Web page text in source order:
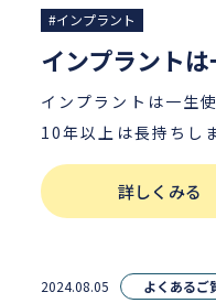
誓人 医療法人誓栄会 理事長 経 歴 日本歯科大
卒業 三井記念病院
医療法人社団誓栄会
院 巣鴨医院 開院 南浦和医院 開院 所
認定医 日本口腔外科
ントセミナー開催 顎
インプラント学会 会
象外となります。 記事の筆者情報 千賀 誓人 医療法人誓栄会
科・歯科口腔外科
設立 相模大野医院
浦和医院 開院 所属学会 日本口腔外科学会認定医 日本口腔外
科学会総会 演題発表
顎口腔機能再建イン
ェビナー講師
#インプラント
インプラント
インプラントは一生使えますか？ イン
10年以上は長持ちし
上持つとされていま
人が全体の90％とい
と言えます。 メン
ことで、インプラン
詳しくみる
2024.08.05 よくあるご